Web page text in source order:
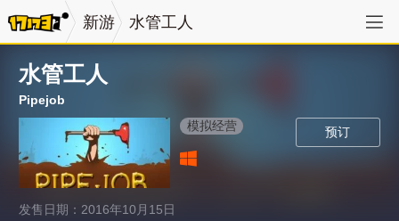
新游 水管工人
水管工人
Pipejob
预订
模拟经营
发售日期：2016年10月15日